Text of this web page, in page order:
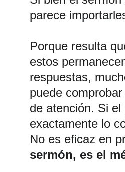
parece
Porque resulta
estos
respuestas,
puede
de atención. Si
exactamente lo
No es eficaz en
sermón, es el